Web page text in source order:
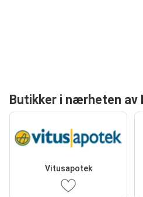
Butikker i nærheten av
Vitusapotek